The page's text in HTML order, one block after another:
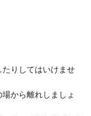
りしてはいけませ
から離れしましょ